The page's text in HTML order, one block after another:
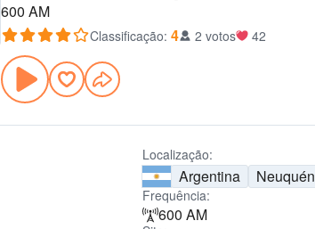
600 AM
Classificação: 4 2 votos 42
Localização:
Argentina Neuquén
Frequência:
600 AM